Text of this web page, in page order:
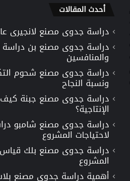
أحدث المقالات
دراسة جدوى مصنع لانجيرى
دراسة جدوى مصنع بن دراسة
والمنافسين
دراسة جدوى مصنع شحوم
ونسبة النجاح
دراسة جدوى مصنع جبنة
الإنتاجية؟
دراسة جدوى مصنع شامبو
لاحتياجات المشروع
دراسة جدوى مصنع بلك
المشروع
أهمية دراسة جدوى مصنع